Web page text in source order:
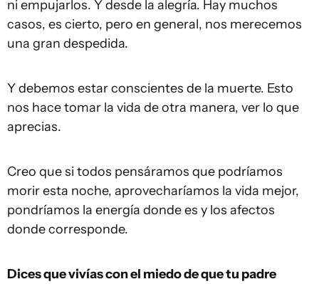
ni empujarlos. Y desde la alegría. Hay muchos
casos, es cierto, pero en general, nos merecemos
una gran despedida.
Y debemos estar conscientes de la muerte. Esto
nos hace tomar la vida de otra manera, ver lo que
aprecias.
Creo que si todos pensáramos que podríamos
morir esta noche, aprovecharíamos la vida mejor,
pondríamos la energía donde es y los afectos
donde corresponde.
Dices que vivías con el miedo de que tu padre